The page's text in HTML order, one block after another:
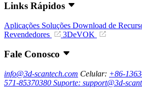
Links Rápidos
Aplicações Soluções Download de
Revendedores
3DeVOK
Fale Conosco
info@3d-scantech.com Celular: +86-
571-85370380 Suporte: support@3d-